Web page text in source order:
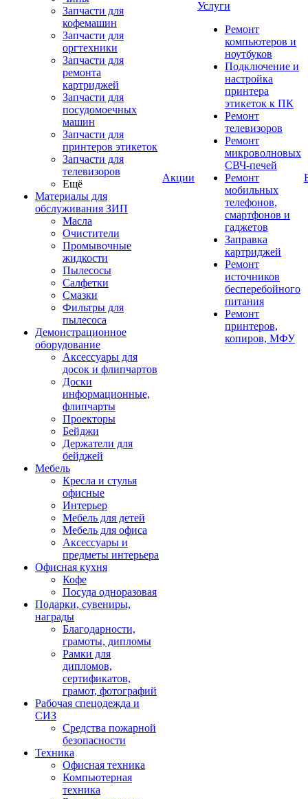
Запчасти для
кофемашин
Запчасти для
оргтехники
Запчасти для
ремонта
картриджей
Запчасти для
посудомоечных
машин
Запчасти для
принтеров этикеток
Запчасти для
телевизоров
Ещё
Материалы для
обслуживания ЗИП
Масла
Очистители
Промывочные
жидкости
Пылесосы
Салфетки
Смазки
Фильтры для
пылесоса
Демонстрационное
оборудование
Аксессуары для
досок и флипчартов
Доски
информационные,
флипчарты
Проекторы
Бейджи
Держатели для
бейджей
Мебель
Кресла и стулья
офисные
Интерьер
Мебель для детей
Мебель для офиса
Аксессуары и
предметы интерьера
Офисная кухня
Кофе
Посуда одноразовая
Подарки, сувениры,
награды
Благодарности,
грамоты, дипломы
Рамки для
дипломов,
сертификатов,
грамот, фотографий
Рабочая спецодежда и
СИЗ
Средства пожарной
безопасности
Техника
Офисная техника
Компьютерная
техника
Акции
Услуги
Ремонт
компьютеров и
ноутбуков
Подключение и
настройка
принтера
этикеток к ПК
Ремонт
телевизоров
Ремонт
микроволновых
СВЧ-печей
Ремонт
мобильных
телефонов,
смартфонов и
гаджетов
Заправка
картриджей
Ремонт
источников
бесперебойного
питания
Ремонт
принтеров,
копиров, МФУ